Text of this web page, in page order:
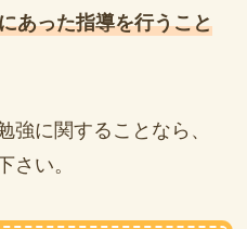
あった指導を行うこと
強に関することなら、
さい。